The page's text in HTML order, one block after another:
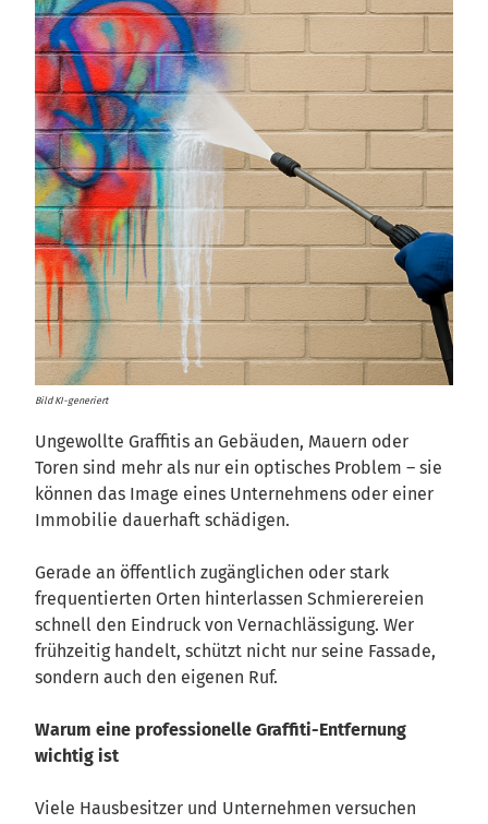
Bild KI-generiert
Ungewollte Graffitis an Gebäuden, Mauern oder
Toren sind mehr als nur ein optisches Problem – sie
können das Image eines Unternehmens oder einer
Immobilie dauerhaft schädigen.
Gerade an öffentlich zugänglichen oder stark
frequentierten Orten hinterlassen Schmierereien
schnell den Eindruck von Vernachlässigung. Wer
frühzeitig handelt, schützt nicht nur seine Fassade,
sondern auch den eigenen Ruf.
Warum eine professionelle Graffiti-Entfernung
wichtig ist
Viele Hausbesitzer und Unternehmen versuchen